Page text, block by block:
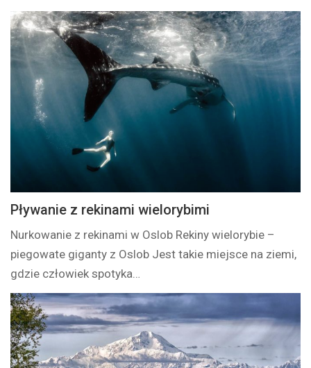
Pływanie z rekinami wielorybimi
Nurkowanie z rekinami w Oslob Rekiny wielorybie –
piegowate giganty z Oslob Jest takie miejsce na ziemi,
gdzie człowiek spotyka…